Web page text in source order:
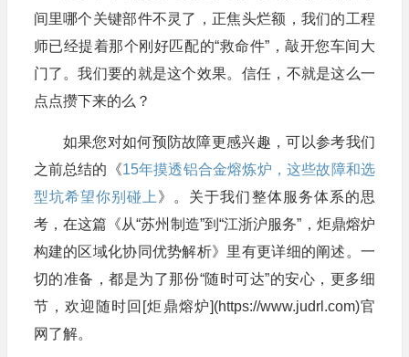
间里哪个关键部件不灵了，正焦头烂额，我们的工程
师已经提着那个刚好匹配的“救命件”，敲开您车间大
门了。我们要的就是这个效果。信任，不就是这么一
点点攒下来的么？
如果您对如何预防故障更感兴趣，可以参考我们
之前总结的《15年摸透铝合金熔炼炉，这些故障和选
型坑希望你别碰上 》。关于我们整体服务体系的思
考，在这篇《从“苏州制造”到“江浙沪服务”，炬鼎熔炉
构建的区域化协同优势解析》里有更详细的阐述。一
切的准备，都是为了那份“随时可达”的安心，更多细
节，欢迎随时回[炬鼎熔炉](https://www.judrl.com)官
网了解。